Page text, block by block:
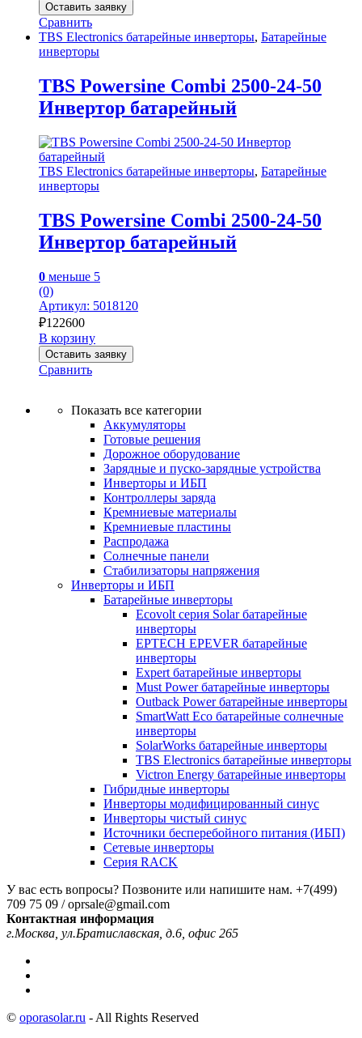
Оставить заявку
Сравнить
TBS Electronics батарейные инверторы, Батарейные
инверторы
TBS Powersine Combi 2500-24-50
Инвертор батарейный
TBS Electronics батарейные инверторы, Батарейные
инверторы
TBS Powersine Combi 2500-24-50
Инвертор батарейный
0 меньше 5
(0)
Артикул: 5018120
₽122600
В корзину
Оставить заявку
Сравнить
Показать все категории
Аккумуляторы
Готовые решения
Дорожное оборудование
Зарядные и пуско-зарядные устройства
Инверторы и ИБП
Контроллеры заряда
Кремниевые материалы
Кремниевые пластины
Распродажа
Солнечные панели
Стабилизаторы напряжения
Инверторы и ИБП
Батарейные инверторы
Ecovolt серия Solar батарейные
инверторы
EPTECH EPEVER батарейные
инверторы
Expert батарейные инверторы
Must Power батарейные инверторы
Outback Power батарейные инверторы
SmartWatt Eco батарейные солнечные
инверторы
SolarWorks батарейные инверторы
TBS Electronics батарейные инверторы
Victron Energy батарейные инверторы
Гибридные инверторы
Инверторы модифицированный синус
Инверторы чистый синус
Источники бесперебойного питания (ИБП)
Сетевые инверторы
Серия RACK
У вас есть вопросы? Позвоните или напишите нам. +7(499)
709 75 09 / oprsale@gmail.com
Контактная информация
г.Москва, ул.Братиславская, д.6, офис 265
© oporasolar.ru - All Rights Reserved